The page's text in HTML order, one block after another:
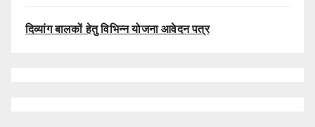
दिव्यांग बालकों हेतु विभिन्न योजना आवेदन पत्र